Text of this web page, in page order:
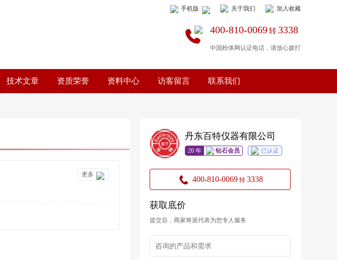
手机版 关于我们 加入收藏
400-810-0069转 3338
中国粉体网认证电话，请放心拨打
技术文章 资质荣誉 资料中心 访客留言 联系我们
丹东百特仪器有限公司
20 年 钻石会员 已认证
400-810-0069 转 3338
获取底价
提交后，商家将派代表为您专人服务
更多